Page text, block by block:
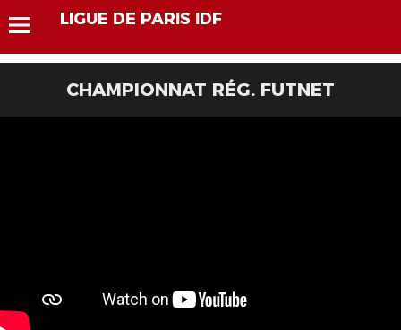
LIGUE DE PARIS IDF
CHAMPIONNAT RÉG. FUTNET